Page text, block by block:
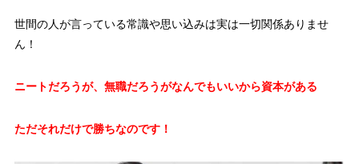
世間の人が言っている常識や思い込みは実は一切関係ありませ
ん！
ニートだろうが、無職だろうがなんでもいいから資本がある
ただそれだけで勝ちなのです！